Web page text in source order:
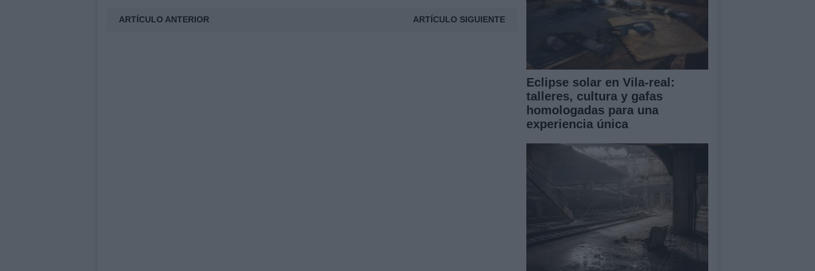
ARTÍCULO ANTERIOR ARTÍCULO SIGUIENTE
Eclipse solar en Vila-real:
talleres, cultura y gafas
homologadas para una
experiencia única